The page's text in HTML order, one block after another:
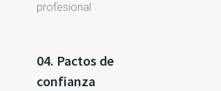
profesional
04. Pactos de
confianza